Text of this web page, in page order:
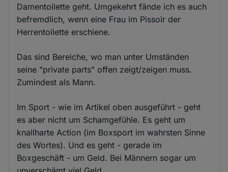
Damentoilette geht. Umgekehrt fände ich es auch
befremdlich, wenn eine Frau im Pissoir der
Herrentoilette erschiene.
Das sind Bereiche, wo man unter Umständen
seine "private parts" offen zeigt/zeigen muss.
Zumindest als Mann.
Im Sport - wie im Artikel oben ausgeführt - geht
es aber nicht um Schamgefühle. Es geht um
knallharte Action (im Boxsport im wahrsten Sinne
des Wortes). Und es geht - gerade im
Boxgeschäft - um Geld. Bei Männern sogar um